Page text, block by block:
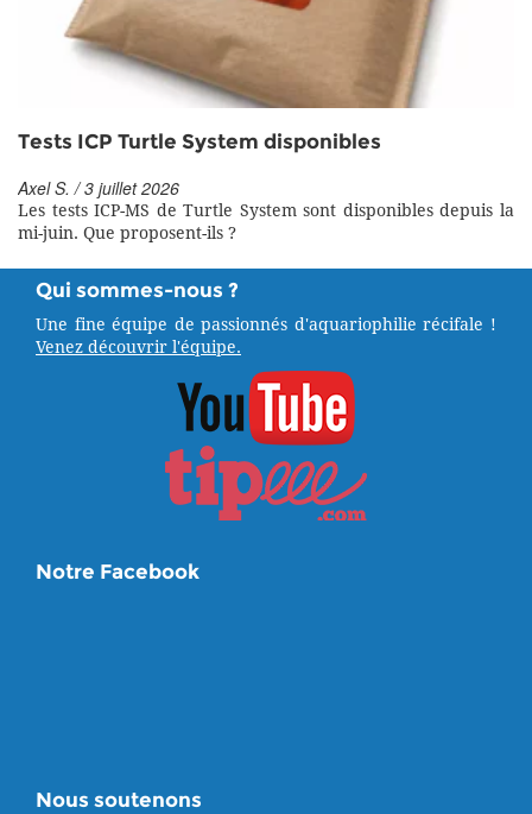
Tests ICP Turtle System disponibles
Axel S. / 3 juillet 2026
Les tests ICP-MS de Turtle System sont disponibles depuis la
mi-juin. Que proposent-ils ?
Qui sommes-nous ?
Une fine équipe de passionnés d'aquariophilie récifale !
Venez découvrir l'équipe.
Notre Facebook
Nous soutenons